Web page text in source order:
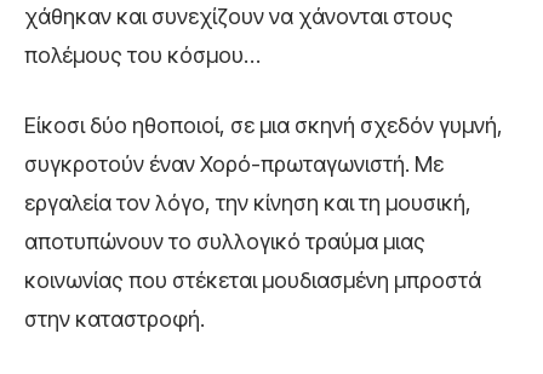
χάθηκαν και συνεχίζουν να χάνονται στους
πολέμους του κόσμου…
Είκοσι δύο ηθοποιοί, σε μια σκηνή σχεδόν γυμνή,
συγκροτούν έναν Χορό-πρωταγωνιστή. Με
εργαλεία τον λόγο, την κίνηση και τη μουσική,
αποτυπώνουν το συλλογικό τραύμα μιας
κοινωνίας που στέκεται μουδιασμένη μπροστά
στην καταστροφή.